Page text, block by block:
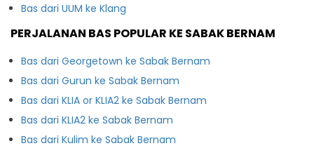
Bas dari UUM ke Klang
PERJALANAN BAS POPULAR KE SABAK BERNAM
Bas dari Georgetown ke Sabak Bernam
Bas dari Gurun ke Sabak Bernam
Bas dari KLIA or KLIA2 ke Sabak Bernam
Bas dari KLIA2 ke Sabak Bernam
Bas dari Kulim ke Sabak Bernam